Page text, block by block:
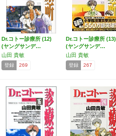
Dr.コトー診療所 (12)
(ヤングサンデ…
山田 貴敏
登録 269
Dr.コトー診療所 (13)
(ヤングサンデ…
山田 貴敏
登録 267